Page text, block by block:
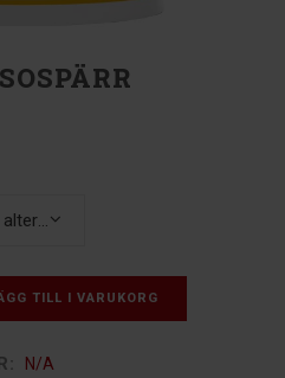
Välj ett alternativ
TILL I VARUKORG
N/A